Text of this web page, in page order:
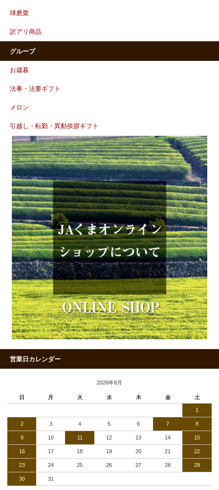
球磨栗
訳アリ商品
グループ
お歳暮
法事・法要ギフト
メロン
引越し・転勤・異動挨拶ギフト
営業日カレンダー
2026年8月
日 月 火 水 木 金 土
1
2 3 4 5 6 7 8
9 10 11 12 13 14 15
16 17 18 19 20 21 22
23 24 25 26 27 28 29
30 31